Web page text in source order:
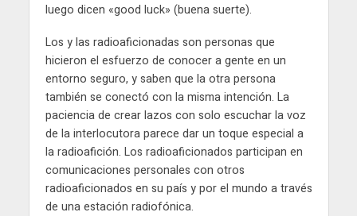
luego dicen «good luck» (buena suerte).
Los y las radioaficionadas son personas que
hicieron el esfuerzo de conocer a gente en un
entorno seguro, y saben que la otra persona
también se conectó con la misma intención. La
paciencia de crear lazos con solo escuchar la voz
de la interlocutora parece dar un toque especial a
la radioafición. Los radioaficionados participan en
comunicaciones personales con otros
radioaficionados en su país y por el mundo a través
de una estación radiofónica.